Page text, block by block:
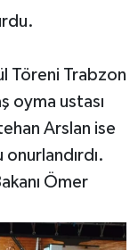
Töreni Trabzon
oyma ustası
Arslan ise
onurlandırdı.
Ömer